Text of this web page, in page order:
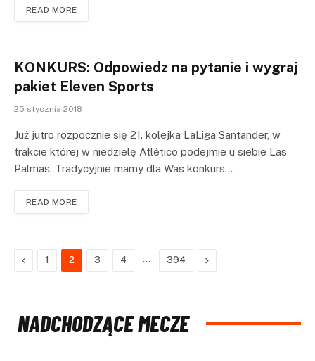
READ MORE
KONKURS: Odpowiedz na pytanie i wygraj
pakiet Eleven Sports
25 stycznia 2018
Już jutro rozpocznie się 21. kolejka LaLiga Santander, w
trakcie której w niedzielę Atlético podejmie u siebie Las
Palmas. Tradycyjnie mamy dla Was konkurs…
READ MORE
Previous
1 2 3 4 … 394 Next
NADCHODZĄCE MECZE